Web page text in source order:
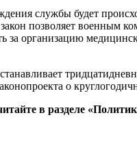
службы будет
позволяет военным
организацию
о
в разделе